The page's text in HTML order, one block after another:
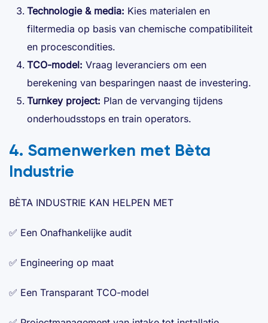
Technologie & media: Kies materialen en
filtermedia op basis van chemische compatibiliteit
en procescondities.
TCO-model: Vraag leveranciers om een
berekening van besparingen naast de investering.
Turnkey project: Plan de vervanging tijdens
onderhoudsstops en train operators.
4. Samenwerken met Bèta
Industrie
BÈTA INDUSTRIE KAN HELPEN MET
✅ Een Onafhankelijke audit
✅ Engineering op maat
✅ Een Transparant TCO-model